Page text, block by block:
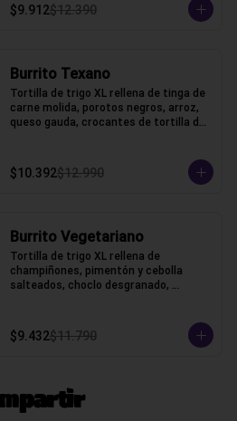
$9.912$12.390
Burrito Texano
Tortilla de trigo XL rellena de tinga de
carne molida, porotos negros, arroz,
queso gauda, crocantes de tortilla de
$10.392$12.990
Burrito Vegetariano
Tortilla de trigo XL rellena de
champiñones, pimentón y cebolla
salteados, choclo desgranado,
gallo y crema ácida, acompañado con
papas fritas.
$9.432$11.790